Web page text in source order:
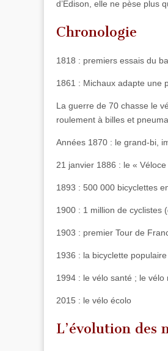
d’Edison, elle ne pèse plus
Chronologie
1818 : premiers essais du
1861 : Michaux adapte une
La guerre de 70 chasse le
roulement à billes et
Années 1870 : le grand-bi,
21 janvier 1886 : le «
1893 : 500 000 bicyclettes
1900 : 1 million de cyclistes
1903 : premier Tour de
1936 : la bicyclette
1994 : le vélo santé ; le vélo
2015 : le vélo écolo
L’évolution des